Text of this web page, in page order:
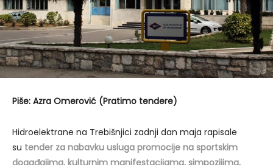
Piše: Azra Omerović (Pratimo tendere)
Hidroelektrane na Trebišnjici zadnji dan maja rapisale
su tender za nabavku usluga promocije na sportskim